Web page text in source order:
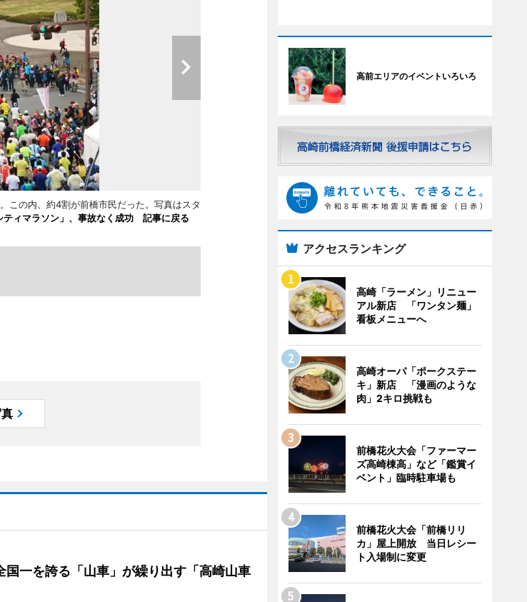
この内、約4割が前橋市民だった。写真はスタ
ティマラソン」、事故なく成功 記事に戻る
国一を誇る「山車」が繰り出す「高崎山車
高前エリアのイベントいろいろ
アクセスランキング
高崎「ラーメン」リニュー
アル新店 「ワンタン麺」
看板メニューへ
高崎オーパ「ポークステー
キ」新店 「漫画のような
肉」2キロ挑戦も
前橋花火大会「ファーマー
ズ高崎棟高」など「鑑賞イ
ベント」臨時駐車場も
前橋花火大会「前橋リリ
カ」屋上開放 当日レシー
ト入場制に変更